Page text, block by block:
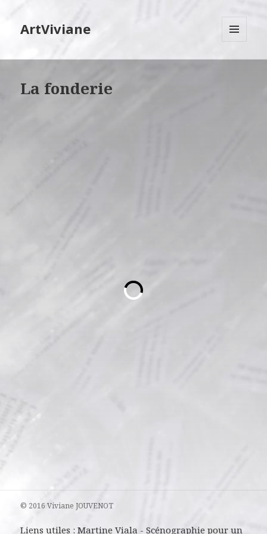
ArtViviane
La fonderie
© 2016 Viviane JOUVENOT
Liens utiles :Martine Viala -Scénographie pour un